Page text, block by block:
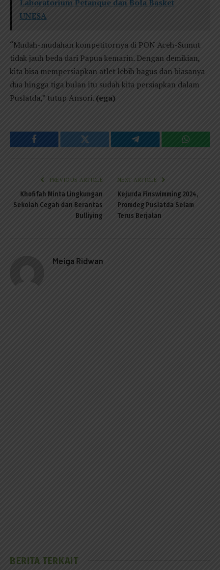
Laboratorium Petanque dan Bola Basket
UNESA
“Mudah-mudahan kompetitornya di PON Aceh-Sumut
tidak jauh beda dari Papua kemarin. Dengan demikian,
kita bisa mempersiapkan atlet lebih bagus dan biasanya
dua hingga tiga bulan itu sudah kita persiapkan dalam
Puslatda,” tutup Ansori. (ega)
Facebook Twitter Telegram
PREVIOUS ARTICLE
Khofifah Minta Lingkungan
Sekolah Cegah dan Berantas
Bulliying
NEXT ARTICLE
Kejurda Finswimming 2024,
Promdeg Puslatda Selam
Terus Berjalan
Meiga Ridwan
BERITA TERKAIT